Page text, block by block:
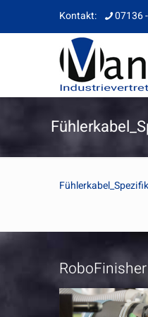
Kontakt: 07136
RoboFinisher